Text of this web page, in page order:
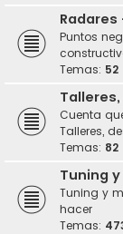
Puntos
Temas: 52
Cuenta
Talleres,
Temas: 82
Tuning
Tuning y
hacer
Temas: